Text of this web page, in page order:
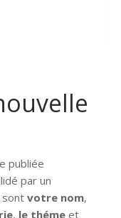
publiée
par un
sont votre nom,
, le théme et